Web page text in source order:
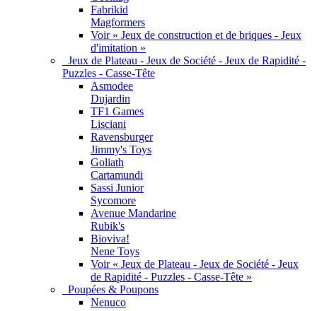
Fabrikid
Magformers
Voir « Jeux de construction et de briques - Jeux
d'imitation »
Jeux de Plateau - Jeux de Société - Jeux de Rapidité -
Puzzles - Casse-Tête
Asmodee
Dujardin
TF1 Games
Lisciani
Ravensburger
Jimmy's Toys
Goliath
Cartamundi
Sassi Junior
Sycomore
Avenue Mandarine
Rubik's
Bioviva!
Nene Toys
Voir « Jeux de Plateau - Jeux de Société - Jeux
de Rapidité - Puzzles - Casse-Tête »
Poupées & Poupons
Nenuco